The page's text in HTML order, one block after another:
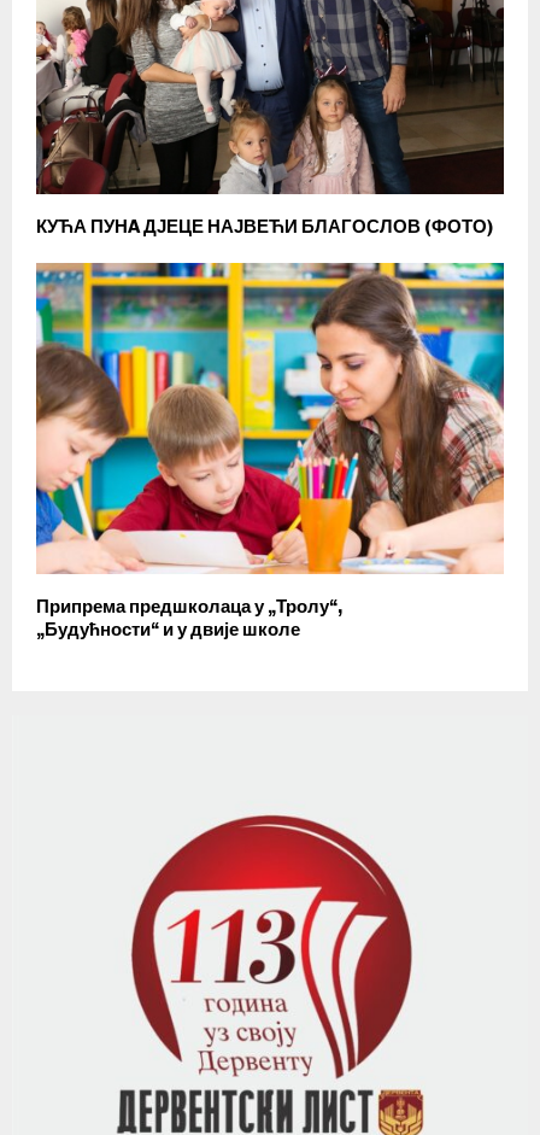
КУЋА ПУНA ДЈЕЦЕ НАЈВЕЋИ БЛАГОСЛОВ (ФОТО)
Припрема предшколаца у „Тролу“,
„Будућности“ и у двије школе